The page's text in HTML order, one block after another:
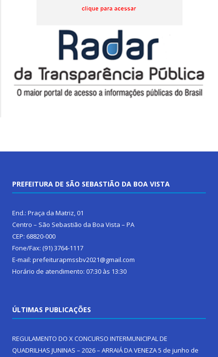
PREFEITURA DE SÃO SEBASTIÃO DA BOA VISTA
End.: Praça da Matriz, 01
Centro – São Sebastião da Boa Vista – PA
CEP: 68820-000
Fone/Fax: (91) 3764-1117
E-mail: prefeiturapmssbv2021@gmail.com
Horário de atendimento: 07:30 às 13:30
ÚLTIMAS PUBLICAÇÕES
REGULAMENTO DO X CONCURSO INTERMUNICIPAL DE
QUADRILHAS JUNINAS – 2026 – ARRAIÁ DA VENEZA5 de junho de